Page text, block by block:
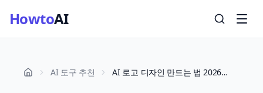
HowtoAI
AI 도구 추천 AI 로고 디자인 만드는 법 2026 — 브랜드 로고를 AI로 완성하는 실전 가이드